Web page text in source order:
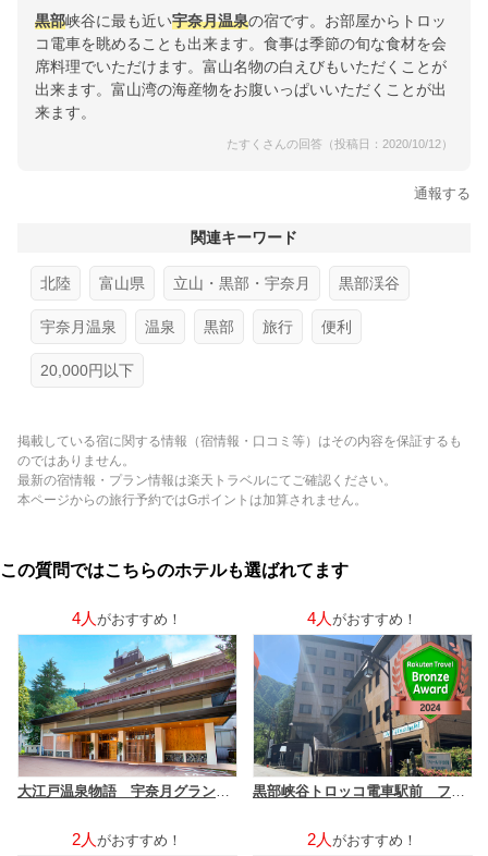
黒部峡谷に最も近い宇奈月温泉の宿です。お部屋からトロッ
コ電車を眺めることも出来ます。食事は季節の旬な食材を会
席料理でいただけます。富山名物の白えびもいただくことが
出来ます。富山湾の海産物をお腹いっぱいいただくことが出
来ます。
たすくさんの回答（投稿日：2020/10/12）
通報する
関連キーワード
北陸 富山県 立山・黒部・宇奈月 黒部渓谷
宇奈月温泉 温泉 黒部 旅行 便利
20,000円以下
掲載している宿に関する情報（宿情報・口コミ等）はその内容を保証するも
のではありません。
最新の宿情報・プラン情報は楽天トラベルにてご確認ください。
本ページからの旅行予約ではGポイントは加算されません。
この質問ではこちらのホテルも選ばれてます
4人 がおすすめ！ 4人 がおすすめ！
2人 がおすすめ！ 2人 がおすすめ！